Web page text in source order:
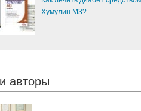
Хумулин М3?
авторы